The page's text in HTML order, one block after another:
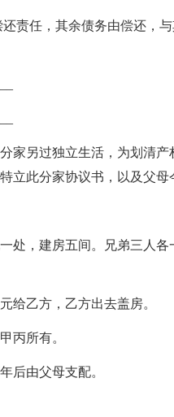
还责任，其余债务由偿还，
家另过独立生活，为划清
立此分家协议书，以及父母
处，建房五间。兄弟三人
给乙方，乙方出去盖房。
丙所有。
后由父母支配。